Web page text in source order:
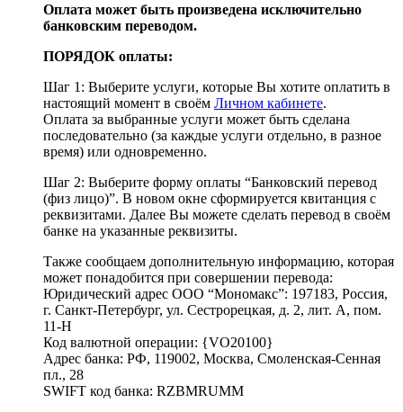
Оплата может быть произведена исключительно
банковским переводом.
ПОРЯДОК оплаты:
Шаг 1: Выберите услуги, которые Вы хотите оплатить в
настоящий момент в своём Личном кабинете.
Оплата за выбранные услуги может быть сделана
последовательно (за каждые услуги отдельно, в разное
время) или одновременно.
Шаг 2: Выберите форму оплаты “Банковский перевод
(физ лицо)”. В новом окне сформируется квитанция с
реквизитами. Далее Вы можете сделать перевод в своём
банке на указанные реквизиты.
Также сообщаем дополнительную информацию, которая
может понадобится при совершении перевода:
Юридический адрес ООО “Мономакс”: 197183, Россия,
г. Санкт-Петербург, ул. Сестрорецкая, д. 2, лит. А, пом.
11-Н
Код валютной операции: {VO20100}
Адрес банка: РФ, 119002, Москва, Смоленская-Сенная
пл., 28
SWIFT код банка: RZBMRUMM